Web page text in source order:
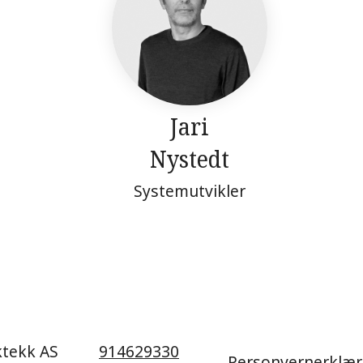
Jari
Nystedt
Systemutvikler
AS
914629330